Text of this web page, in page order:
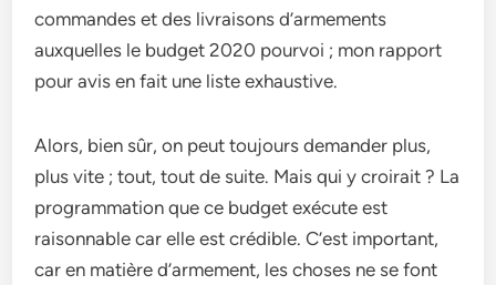
commandes et des livraisons d’armements
auxquelles le budget 2020 pourvoi ; mon rapport
pour avis en fait une liste exhaustive.
Alors, bien sûr, on peut toujours demander plus,
plus vite ; tout, tout de suite. Mais qui y croirait ? La
programmation que ce budget exécute est
raisonnable car elle est crédible. C’est important,
car en matière d’armement, les choses ne se font